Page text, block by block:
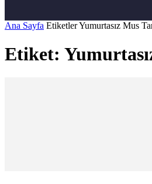
Ana Sayfa EtiketlerYumurtasız Mus
Etiket: